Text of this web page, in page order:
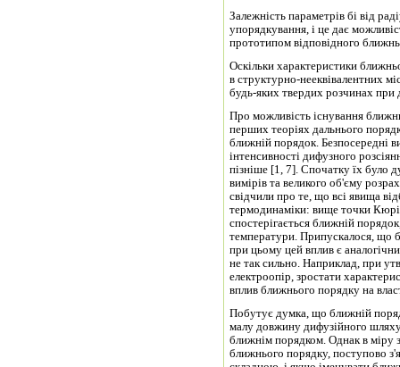
Залежність параметрів бі від
упорядкування, і це дає
прототипом відповідного
Оскільки характеристики
в структурно-нееквівалентних
будь-яких твердих розчинах при
Про можливість існування
перших теоріях дальнього
ближній порядок. Безпосередні
інтенсивності дифузного
пізніше [1, 7]. Спочатку їх було
вимірів та великого об'єму
свідчили про те, що всі явища
термодинаміки: вище точки
спостерігається ближній
температури. Припускалося, що
при цьому цей вплив є
не так сильно. Наприклад, при
електроопір, зростати
вплив ближнього порядку на
Побутує думка, що ближній
малу довжину дифузійного
ближнім порядком. Однак в міру
ближнього порядку, поступово